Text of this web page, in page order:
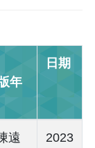
年
日期
遠
2023